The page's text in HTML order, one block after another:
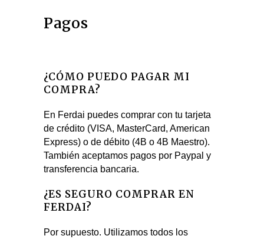
Pagos
¿CÓMO PUEDO PAGAR MI
COMPRA?
En Ferdai puedes comprar con tu tarjeta
de crédito (VISA, MasterCard, American
Express) o de débito (4B o 4B Maestro).
También aceptamos pagos por Paypal y
transferencia bancaria.
¿ES SEGURO COMPRAR EN
FERDAI?
Por supuesto. Utilizamos todos los